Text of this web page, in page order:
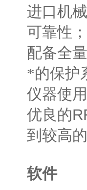
进口机
可靠性；
配备全
*的保护
仪器使
优良的
到较高
软件